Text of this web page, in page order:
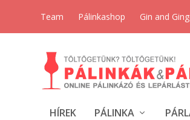
Team Pálinkashop Gin and
HÍREK PÁLINKA